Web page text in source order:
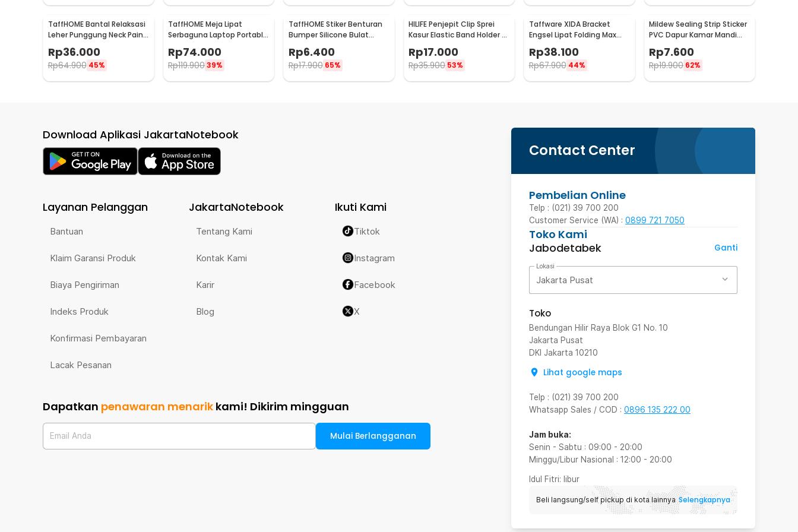
TaffHOME Bantal Relaksasi
Leher Punggung Neck Pain
Relief - HBF001
Rp36.000
Rp64.900 45%
TaffHOME Meja Lipat
Serbaguna Laptop Portable
BO60
Rp74.000
Rp119.90039%
TaffHOME Stiker Benturan
Bumper Silicone Bulat
Hemispherical 100 PCS -
FZL10
Rp6.400
Rp17.900 65%
HILIFE Penjepit Clip Sprei
Kasur Elastic Band Holder 4
Rp17.000
Rp35.900 53%
Taffware XIDA Bracket
Engsel Lipat Folding Max
Load 65kg 14 Inch 2 PCS -
JM007
Rp38.100
Rp67.900 44%
Mildew Sealing Strip Sticker
PVC Dapur Kamar Mandi
3.7cmx3.2M
Rp7.600
Rp19.900 62%
Contact Center
Pembelian Online
Telp : (021) 39 700 200
Customer Service (WA) : 0899 721 7050
Toko Kami
Jabodetabek
Ganti
Lokasi
Jakarta Pusat
Toko
Bendungan Hilir Raya Blok G1 No. 10
Jakarta Pusat
DKI Jakarta 10210
Lihat google maps
Telp : (021) 39 700 200
Whatsapp Sales / COD : 0896 135 222 00
Jam buka:
Senin - Sabtu : 09:00 - 20:00
Minggu/Libur Nasional : 12:00 - 20:00
Idul Fitri: libur
Beli langsung/self pickup di kota lainnya Selengkapnya
Download Aplikasi JakartaNotebook
Layanan Pelanggan
Bantuan
Klaim Garansi Produk
Biaya Pengiriman
Indeks Produk
Konfirmasi Pembayaran
Lacak Pesanan
JakartaNotebook
Tentang Kami
Kontak Kami
Karir
Blog
Ikuti Kami
Tiktok
Instagram
Facebook
X
Dapatkan penawaran menarik kami! Dikirim mingguan
Email Anda Mulai Berlangganan